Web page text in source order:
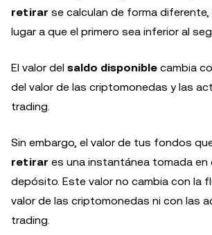
retirar se calculan de forma
lugar a que el primero sea inferior al
El valor del saldo disponible cambia
del valor de las criptomonedas y las
trading.
Sin embargo, el valor de tus fondos
retirar es una instantánea tomada en
depósito. Este valor no cambia con la
valor de las criptomonedas ni con las
trading.